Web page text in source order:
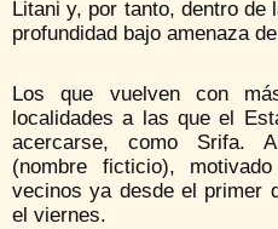
Litani y, por tanto, dentro de
profundidad bajo amenaza
Los que vuelven con
localidades a las que el
acercarse, como Srifa.
(nombre ficticio),
vecinos ya desde el primer
el viernes.